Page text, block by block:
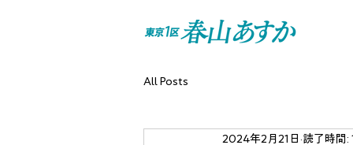
All Posts
2024年2月21日 読了時間: